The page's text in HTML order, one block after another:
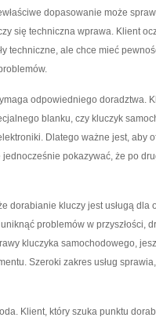
dopasowanie może
się techniczna wprawa. Klient
techniczne, ale chce mieć
odpowiedniego doradztwa.
blanku, czy kluczyk
Dlatego ważne jest, aby
pokazywać, że po
dorabianie kluczy jest usługą
problemów w przyszłości,
kluczyka samochodowego,
Szeroki zakres usług
Klient, który szuka punktu